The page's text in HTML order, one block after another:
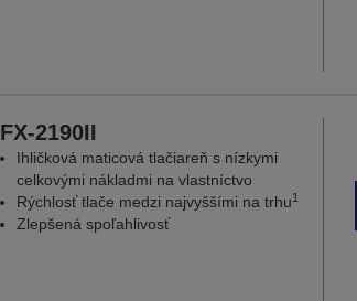
FX-2190II
Ihličková maticová tlačiareň s nízkymi
celkovými nákladmi na vlastníctvo
Rýchlosť tlače medzi najvyššími na trhu1
Zlepšená spoľahlivosť